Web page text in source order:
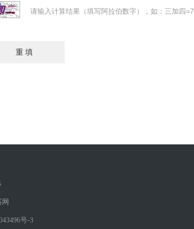
请输入计算结果（填写阿拉伯数字），如：三加四=7
号-3